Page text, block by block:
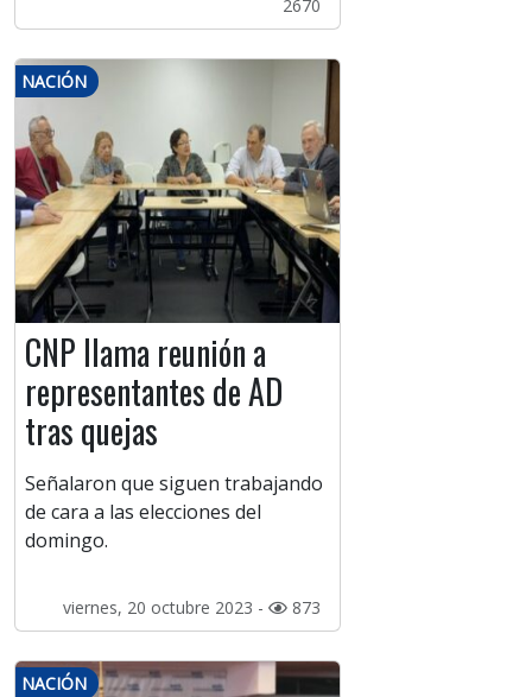
2670
NACIÓN
CNP llama reunión a
representantes de AD
tras quejas
Señalaron que siguen trabajando
de cara a las elecciones del
domingo.
viernes, 20 octubre 2023 - 873
NACIÓN